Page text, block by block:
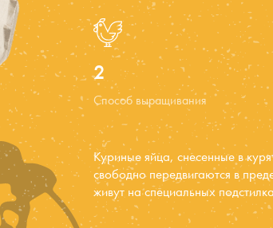
2
Способ выращивания
Куриные яйца, снесенные в
свободно передвигаются в
живут на специальных